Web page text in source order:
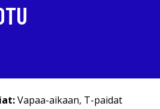
Vapaa-aikaan, T-paidat